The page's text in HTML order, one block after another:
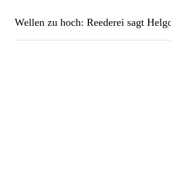
Wellen zu hoch: Reederei sagt